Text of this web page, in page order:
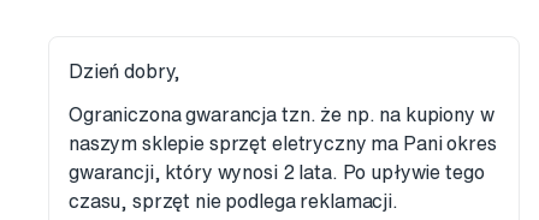
Dzień dobry,
Ograniczona gwarancja tzn. że np. na kupiony w
naszym sklepie sprzęt eletryczny ma Pani okres
gwarancji, który wynosi 2 lata. Po upływie tego
czasu, sprzęt nie podlega reklamacji.